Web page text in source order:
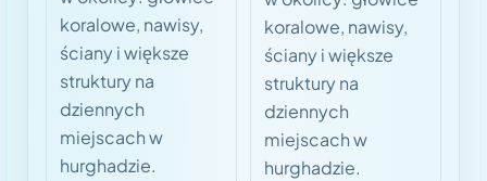
koralowe, nawisy,
ściany i większe
struktury na
dziennych
miejscach w
hurghadzie.
koralowe, nawisy,
ściany i większe
struktury na
dziennych
miejscach w
hurghadzie.